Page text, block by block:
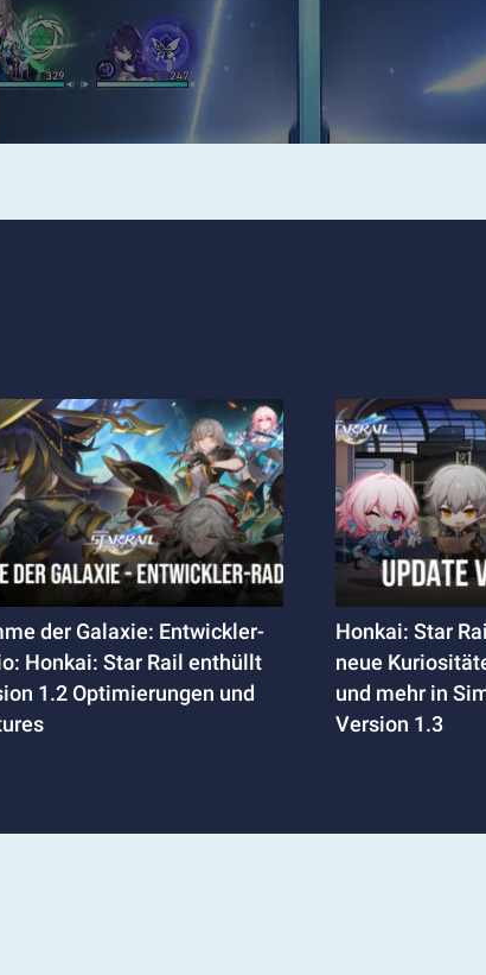
der Galaxie: Entwickler-
Honkai: Star Rail enthüllt
1.2 Optimierungen und
Honkai: Star
neue
und mehr in
Version 1.3